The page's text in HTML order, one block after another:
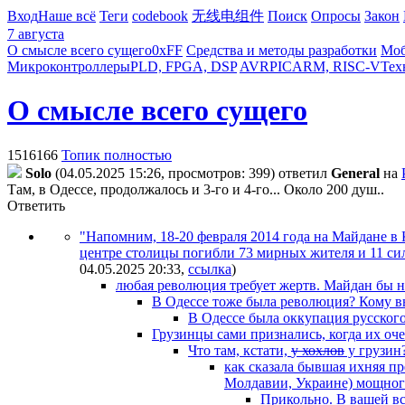
ВходНаше всё Теги codebook 无线电组件 Поиск Опросы Закон
7 августа
О смысле всего сущего0xFF Средства и методы разработки
МикроконтроллерыPLD, FPGA, DSP AVRPICARM, RISC-V
О смысле всего сущего
1516166 Топик полностью
Solo (04.05.2025 15:26, просмотров: 399) ответил General на
Там, в Одессе, продолжалось и 3-го и 4-го... Около 200 душ..
Ответить
"Напомним, 18-20 февраля 2014 года на Майдане в
центре столицы погибли 73 мирных жителя и 11
04.05.2025 20:33, ссылка)
любая революция требует жертв. Майдан бы
В Одессе тоже была революция? Кому
В Одессе была оккупация
Грузинцы сами признались, когда их
Что там, кстати, у хохлов у
как сказала бывшая ихняя
Молдавии, Украине)
Прикольно. В вашей